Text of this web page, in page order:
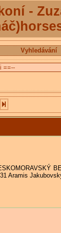
-
Vyhledávání
Aramis